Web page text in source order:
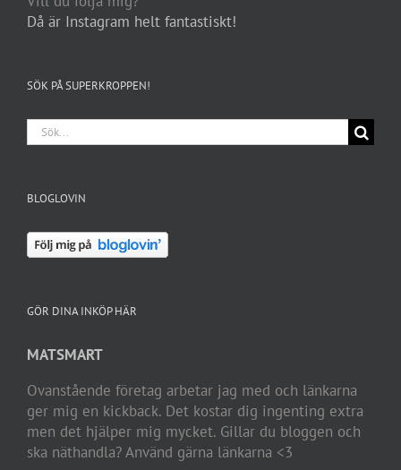
Tough Guy 2017 – Sista loppet med Mr Mouse?
och kanske den sista över huvudtaget? Den sista
söndagen i januari varje år, går Tough Guy i England.
Tävlingen är känd för att vara ruskigt kall och den
12, 2016